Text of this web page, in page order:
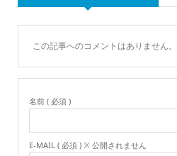
この記事へのコメントはありません。
名前 ( 必須 )
E-MAIL ( 必須 ) ※ 公開されません